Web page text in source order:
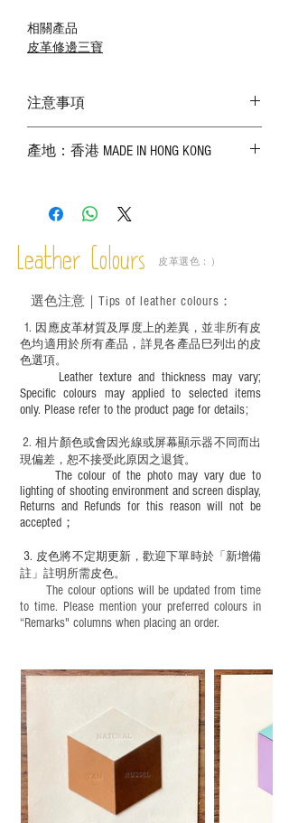
相關產品
皮革修邊三寶
注意事項
實物為準；
－ 植鞣皮革容易受環境、使用程度等產生
成後定期在皮面塗上皮革專用清潔劑及貂
鼠油等；
適合六歲以下兒童使用；六至十二歲兒童
必須由成年人陪同下使用並應小心處理。
產地：香港 MADE IN HONG KONG
Leather Colours 皮革選色：）
1. ​ 因應皮革材質及厚度上的差異，並非所有皮
色均適用於所有產品，詳見各產品巳列出的皮
色選項。
Leather texture and thickness may vary;
Specific colours may applied to selected items
only. Please refer to the product page for details;
​2.相片顏色或會因光線或屏幕顯示器不同而出
現偏差，恕不接受此原因之退貨。
The colour of the photo may vary due to
lighting of shooting environment and screen display,
Returns and Refunds for this reason will not be
accepted；
3. 皮色將不定期更新，歡迎下單時於「新增備
註」註明 所需皮色。
The colour options will be updated from time
to time. Please mention your preferred colours in
“Remarks" columns when placing an order.
選色注意｜ Tips of leather colours ：